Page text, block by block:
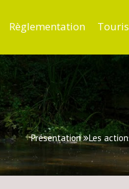
Règlementation
Présentation Les